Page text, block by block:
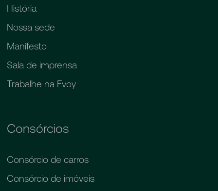
História
Nossa sede
Manifesto
Sala de imprensa
Trabalhe na Evoy
Consórcios
Consórcio de carros
Consórcio de imóveis